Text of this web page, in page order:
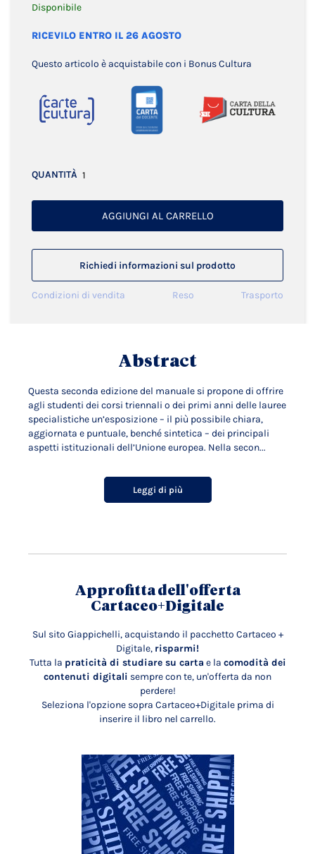
Disponibile
RICEVILO ENTRO IL 26 AGOSTO
Questo articolo è acquistabile con i Bonus Cultura
QUANTITÀ
AGGIUNGI AL CARRELLO
Richiedi informazioni sul prodotto
Condizioni di vendita Reso Trasporto
Abstract
Questa seconda edizione del manuale si propone di offrire
agli studenti dei corsi triennali o dei primi anni delle lauree
specialistiche un’esposizione – il più possibile chiara,
aggiornata e puntuale, benché sintetica – dei principali
aspetti istituzionali dell’Unione europea. Nella secon...
Leggi di più
Approfitta dell'offerta
Cartaceo+Digitale
Sul sito Giappichelli, acquistando il pacchetto Cartaceo +
Digitale, risparmi!
Tutta la praticità di studiare su carta e la comodità dei
contenuti digitali sempre con te, un'offerta da non
perdere!
Seleziona l'opzione sopra Cartaceo+Digitale prima di
inserire il libro nel carrello.